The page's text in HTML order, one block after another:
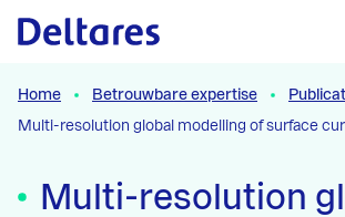
Naar hoofdcontent
Home Betrouwbare expertise
Multi-resolution global modelling of surface
Multi-resolution